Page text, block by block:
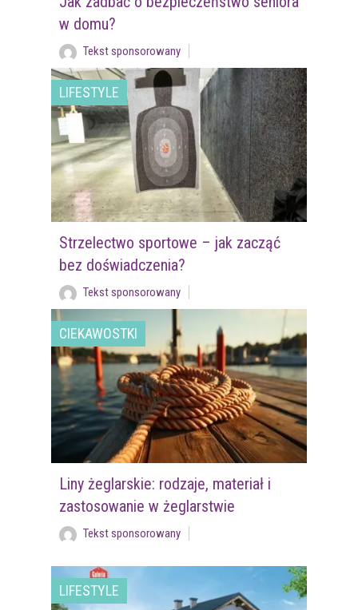
w domu?
Tekst sponsorowany
LIFESTYLE
Strzelectwo sportowe – jak zacząć
bez doświadczenia?
Tekst sponsorowany
CIEKAWOSTKI
Liny żeglarskie: rodzaje, materiał i
zastosowanie w żeglarstwie
Tekst sponsorowany
LIFESTYLE